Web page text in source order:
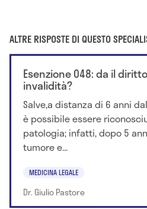
ALTRE RISPOSTE DI QUESTO
Esenzione 048: da il
invalidità?
Salve,a distanza di 6 anni
è possibile essere
patologia; infatti, dopo 5
tumore e...
MEDICINA LEGALE
Dr. Giulio Pastore